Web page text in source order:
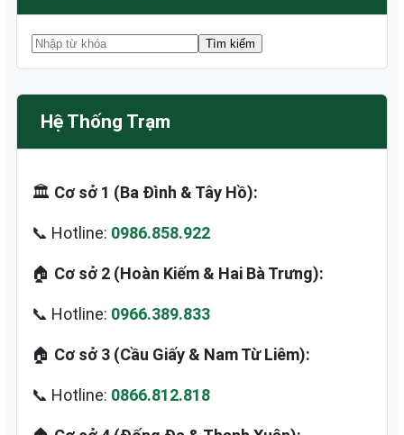
Hệ Thống Trạm
🏛️ Cơ sở 1 (Ba Đình & Tây Hồ):
📞 Hotline: 0986.858.922
🏠 Cơ sở 2 (Hoàn Kiếm & Hai Bà Trưng):
📞 Hotline: 0966.389.833
🏠 Cơ sở 3 (Cầu Giấy & Nam Từ Liêm):
📞 Hotline: 0866.812.818